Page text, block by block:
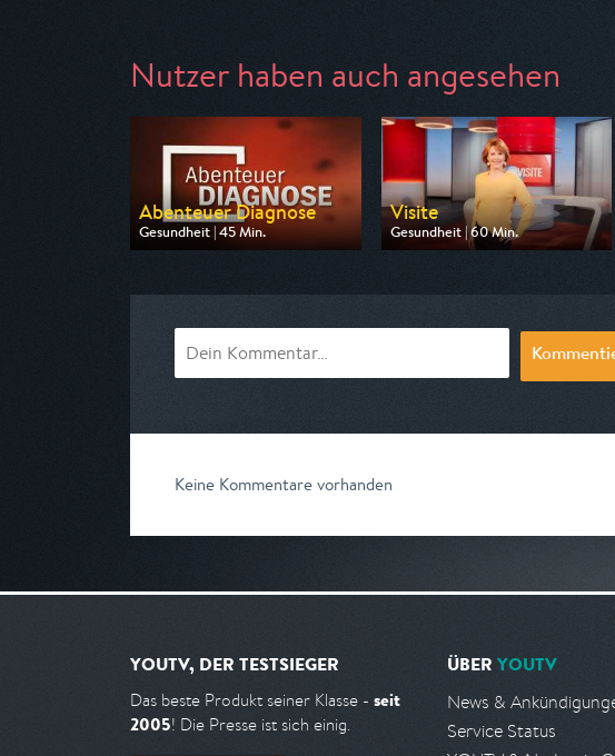
Nutzer haben auch angesehen
Abenteuer Diagnose
Gesundheit | 45 Min.
Ausgestrahlt von HR
Visite
Gesundheit | 60 Min.
Ausgestrahlt von ARD alpha
Keine Kommentare vorhanden
YOUTV, DER TESTSIEGER
Das beste Produkt seiner Klasse - seit
2005! Die Presse ist sich einig.
ÜBER YOUTV
News &
Service Status